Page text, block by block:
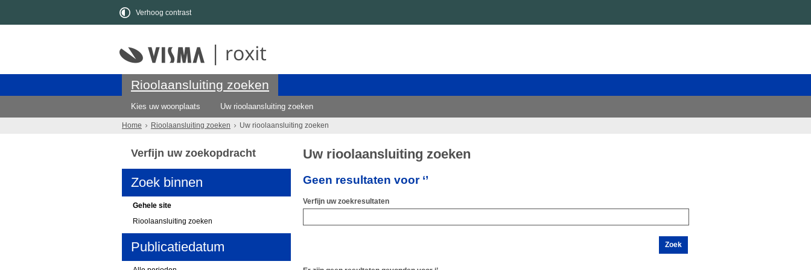
Verhoog contrast
Rioolaansluiting zoeken
Kies uw woonplaats Uw rioolaansluiting zoeken
Home Rioolaansluiting zoeken Uw rioolaansluiting zoeken
Uw rioolaansluiting zoeken
Geen resultaten voor ‘’
Verfijn uw zoekresultaten
Verfijn uw zoekopdracht
Zoek binnen
Gehele site
Rioolaansluiting zoeken
Publicatiedatum